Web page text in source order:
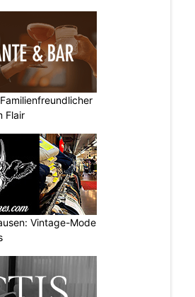
Flair
Vintage-Mode